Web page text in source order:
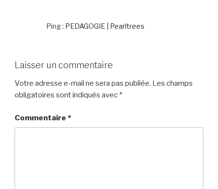
Ping : PEDAGOGIE | Pearltrees
Laisser un commentaire
Votre adresse e-mail ne sera pas publiée. Les champs
obligatoires sont indiqués avec *
Commentaire *